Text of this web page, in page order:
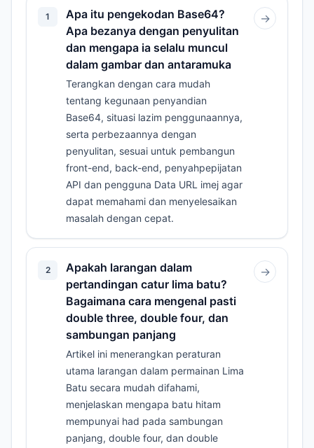
1
Apa itu pengekodan Base64?
Apa bezanya dengan penyulitan
dan mengapa ia selalu muncul
dalam gambar dan antaramuka
Terangkan dengan cara mudah
tentang kegunaan penyandian
Base64, situasi lazim penggunaannya,
serta perbezaannya dengan
penyulitan, sesuai untuk pembangun
front-end, back-end, penyahpepijatan
API dan pengguna Data URL imej agar
dapat memahami dan menyelesaikan
masalah dengan cepat.
→
2
Apakah larangan dalam
pertandingan catur lima batu?
Bagaimana cara mengenal pasti
double three, double four, dan
sambungan panjang
Artikel ini menerangkan peraturan
utama larangan dalam permainan Lima
Batu secara mudah difahami,
menjelaskan mengapa batu hitam
mempunyai had pada sambungan
panjang, double four, dan double
→